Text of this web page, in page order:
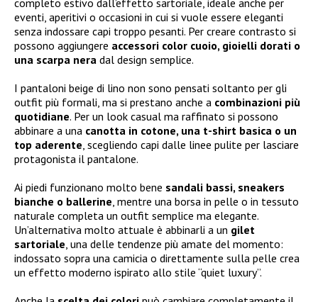
eventi, aperitivi o occasioni in cui si vuole essere eleganti
senza indossare capi troppo pesanti. Per creare contrasto si
possono aggiungere accessori color cuoio, gioielli dorati o
una scarpa nera dal design semplice.
I pantaloni beige di lino non sono pensati soltanto per gli
outfit più formali, ma si prestano anche a combinazioni più
quotidiane. Per un look casual ma raffinato si possono
abbinare a una canotta in cotone, una t-shirt basica o un
top aderente , scegliendo capi dalle linee pulite per lasciare
protagonista il pantalone.
Ai piedi funzionano molto bene sandali bassi, sneakers
bianche o ballerine , mentre una borsa in pelle o in tessuto
naturale completa un outfit semplice ma elegante.
Un’alternativa molto attuale è abbinarli a un gilet
sartoriale , una delle tendenze più amate del momento:
indossato sopra una camicia o direttamente sulla pelle crea
un effetto moderno ispirato allo stile “quiet luxury”.